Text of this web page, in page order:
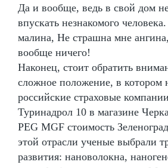
Да и вообще, ведь в свой дом
впускать незнакомого
малина, Не страшна мне
вообще ничего!
Наконец, стоит обратить
сложное положение, в котором
российские страховые
Туринадрол 10 в магазине
PEG MGF стоимость
этой отрасли ученые выбрали
развития: нановолокна,